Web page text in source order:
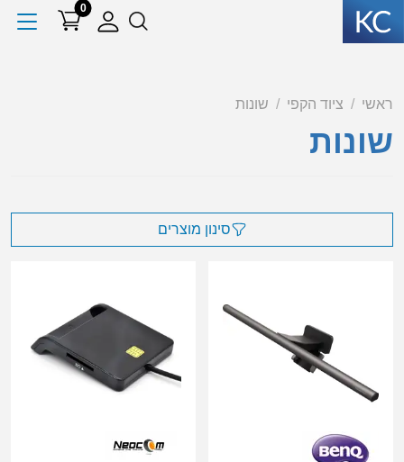
0
ראשי ציוד הקפי שונות
שונות
סינון מוצרים